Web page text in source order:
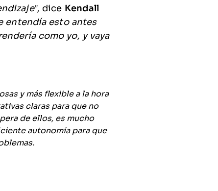
dice Kendall
entendía esto antes
como yo, y vaya
y más flexible a la hora
claras para que no
de ellos, es mucho
autonomía para que